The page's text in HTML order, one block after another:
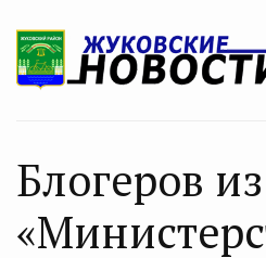
Блогеров